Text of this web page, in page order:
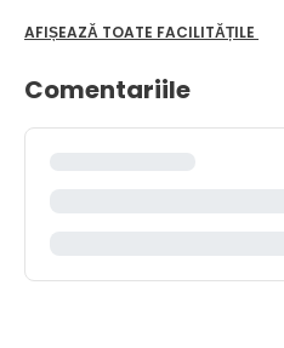
AFIȘEAZĂ TOATE FACILITĂȚILE
Comentariile